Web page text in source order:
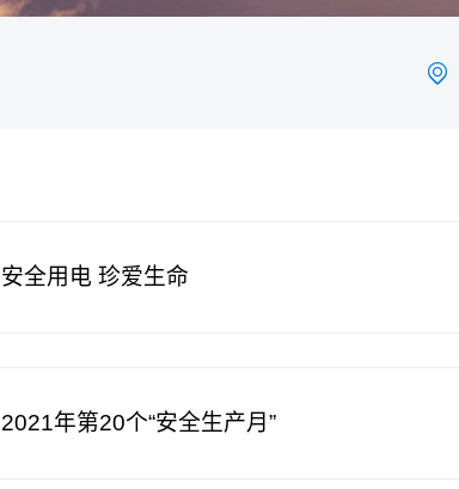
安全用电 珍爱生命
2021年第20个“安全生产月”